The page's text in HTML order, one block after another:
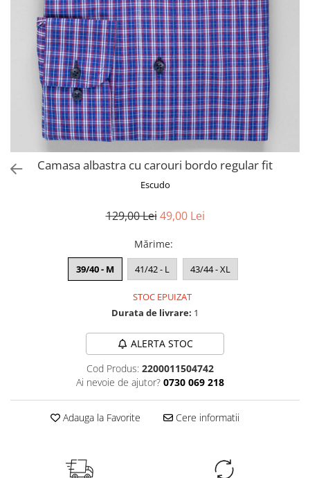
Camasa albastra cu carouri bordo regular fit
Escudo
129,00 Lei 49,00 Lei
Mărime:
39/40 - M 41/42 - L 43/44 - XL
STOC EPUIZAT
Durata de livrare: 1
ALERTA STOC
Cod Produs: 2200011504742
Ai nevoie de ajutor? 0730 069 218
Adauga la Favorite Cere informatii